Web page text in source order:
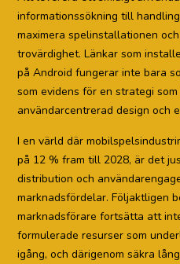
informationssökning till
maximera spelinstallationen
trovärdighet. Länkar som
på Android fungerar inte bara
som evidens för en strategi
användarcentrerad design och
I en värld där
på 12 % fram till 2028, är det
distribution och
marknadsfördelar. Följaktligen
marknadsförare fortsätta att
formulerade resurser som
igång, och därigenom säkra